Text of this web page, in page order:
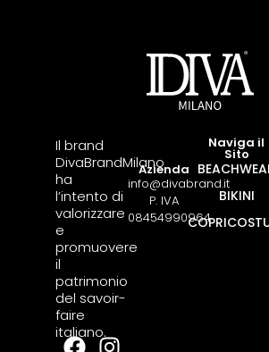
Il brand
DivaBrandMilano
ha
l’intento di
valorizzare
e
promuovere
il
patrimonio
del savoir-
faire
italiano.
Azienda
info@divabrand.it
P. IVA
08454990964
Naviga il
Sito
BIKINI